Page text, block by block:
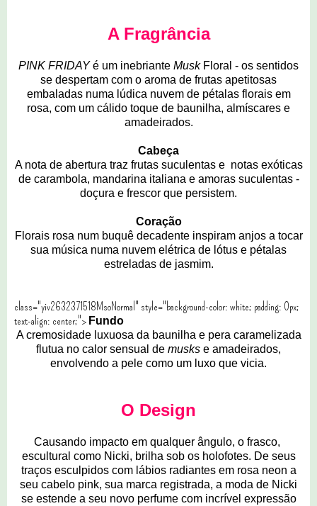
A Fragrância
PINK FRIDAYé um inebriante Musk Floral - os sentidos
se despertam com o aroma de frutas apetitosas
embaladas numa lúdica nuvem de pétalas florais em
rosa, com um cálido toque de baunilha, almíscares e
amadeirados.
Cabeça
A nota de abertura traz frutas suculentas e notas exóticas
de carambola, mandarina italiana e amoras suculentas -
doçura e frescor que persistem.
Coração
Florais rosa num buquê decadente inspiram anjos a tocar
sua música numa nuvem elétrica de lótus e pétalas
estreladas de jasmim.
class="yiv2632371518MsoNormal" style="background-color: white; padding: 0px;
text-align: center;"> Fundo
A cremosidade luxuosa da baunilha e pera caramelizada
flutua no calor sensual de musks e amadeirados,
envolvendo a pele como um luxo que vicia.
O Design
Causando impacto em qualquer ângulo, o frasco,
escultural como Nicki, brilha sob os holofotes. De seus
traços esculpidos com lábios radiantes em rosa neon a
seu cabelo pink, sua marca registrada, a moda de Nicki
se estende a seu novo perfume com incrível expressão